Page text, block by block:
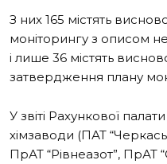
З них 165 містять
моніторингу з описом
і лише 36 містять
затвердження плану
У звіті Рахункової
хімзаводи (ПАТ
ПрАТ “Рівнеазот”, ПрАТ